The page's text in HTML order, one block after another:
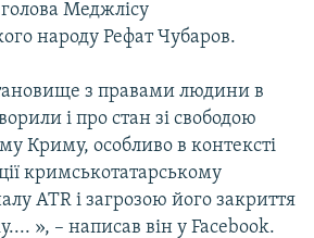
Меджлісу
народу Рефат Чубаров.
з правами людини в
і про стан зі свободою
Криму, особливо в контексті
кримськотатарському
АТR і загрозою його закриття
», – написав він у Facebook.